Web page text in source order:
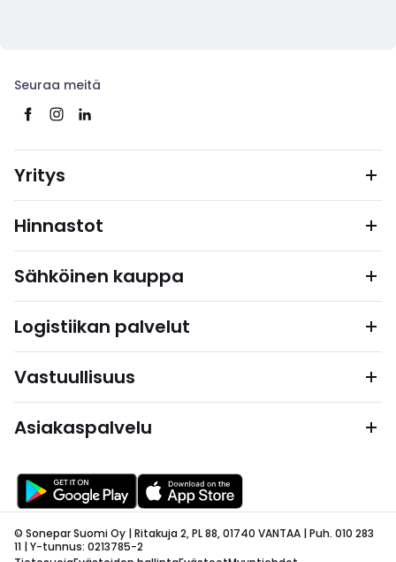
Seuraa meitä
Yritys
Hinnastot
Sähköinen kauppa
Logistiikan palvelut
Vastuullisuus
Asiakaspalvelu
© Sonepar Suomi Oy | Ritakuja 2, PL 88, 01740 VANTAA | Puh. 010 283
11 | Y-tunnus: 0213785-2